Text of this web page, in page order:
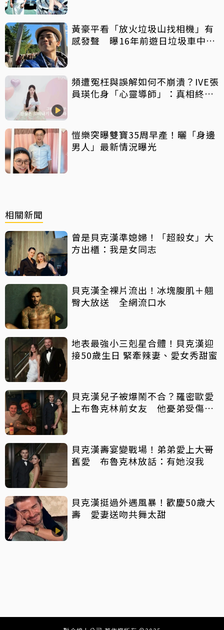
黃豪平看「放火垃圾山找相機」有
感發聲 曝16年前遊日垃圾車中含
頻遭冤枉與誤解如何不崩潰？IVE張
員瑛化身「心靈導師」：真相終會
愷樂突曝雙寶35周早產！曬「身邊
男人」最新情況曝光
相關新聞
曾是貝克漢準媳婦！「超殺女」大
方出櫃：我是女同志
貝克漢全裸片流出！冰塊腹肌＋翹
臀大放送 全網流口水
地表最強小三剋星合體！貝克漢迎
接50歲生日 緊牽辣妻、愛女秀甜蜜
貝克漢兒子被爆鬧不合？羅密歐愛
上布魯克林前女友 他憂弟受傷反
貝克漢壽宴變戰場！弟弟愛上大哥
舊愛 布魯克林放話：有她沒我
貝克漢挺過外遇風暴！歡慶50歲大
壽 愛妻送吻共舞太甜